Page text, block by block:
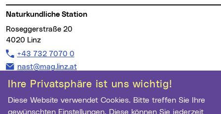
Ihre Privatsphäre ist uns wichtig!
Diese Website verwendet Cookies. Bitte treffen Sie Ihre
gewünschten Einstellungen. Diese können Sie jederzeit
Naturkundliche Station
Roseggerstraße 20
4020 Linz
Telefon:
+43 732 7070 0
E-Mail Adresse:
nast@mag.linz.at